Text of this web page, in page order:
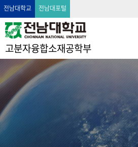
전남대학교 전남대포털
고분자융합소재공학부